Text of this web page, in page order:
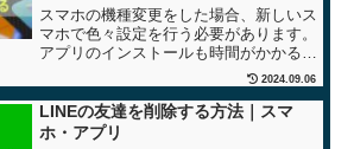
スマホの機種変更をした場合、新しいス
マホで色々設定を行う必要があります。
アプリのインストールも時間がかかるの
作業ひとつです。ここでは旧スマホで使
っていたアプリを新しいスマホに簡単に
インストールする方法をAndroidの場合で
ご紹介します。
2024.09.06
LINEの友達を削除する方法｜スマ
ホ・アプリ